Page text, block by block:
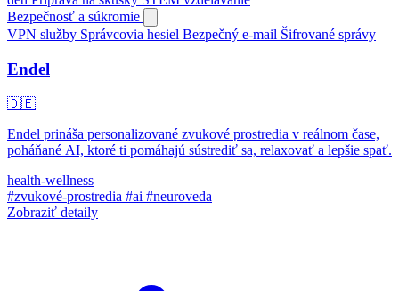
Bezpečnosť a súkromie
VPN služby Správcovia hesiel Bezpečný e-mail Šifrované správy
Endel
🇩🇪
Endel prináša personalizované zvukové prostredia v reálnom čase,
poháňané AI, ktoré ti pomáhajú sústrediť sa, relaxovať a lepšie spať.
health-wellness
#zvukové-prostredia #ai #neuroveda
Zobraziť detaily